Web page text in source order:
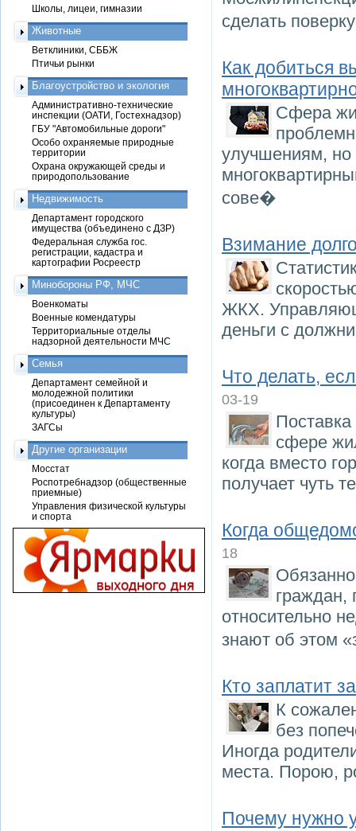
сделать
Как добиться
Сфера
улучшениям,
сове�
Взимание
ЖКХ.
деньги с
Что делать,
03-19
сфере
когда вместо
получает чуть
Когда
18
граждан,
относительно
знают об этом
Кто заплатит
К
без
Иногда
места. Порою,
Почему нужно
Школы, лицеи, гимназии
Животные
Ветклиники, СББЖ
Птичьи рынки
Благоустройство и экология
Административно-технические
инспекции (ОАТИ, Гостехнадзор)
ГБУ "Автомобильные дороги"
Особо охраняемые природные
территории
Охрана окружающей среды и
природопользование
Недвижимость
Департамент городского
имущества (объединено с ДЗР)
Федеральная служба гос.
регистрации, кадастра и
картографии Росреестр
Минобороны РФ, МЧС
Военкоматы
Военные комендатуры
Территориальные отделы
надзорной деятельности МЧС
Семья
Департамент семейной и
молодежной политики
(присоединен к Департаменту
культуры)
ЗАГСы
Другие организации
Мосстат
Роспотребнадзор (общественные
приемные)
Управления физической культуры
и спорта